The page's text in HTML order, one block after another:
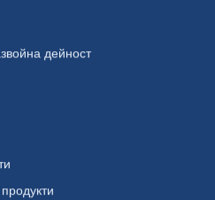
дейност